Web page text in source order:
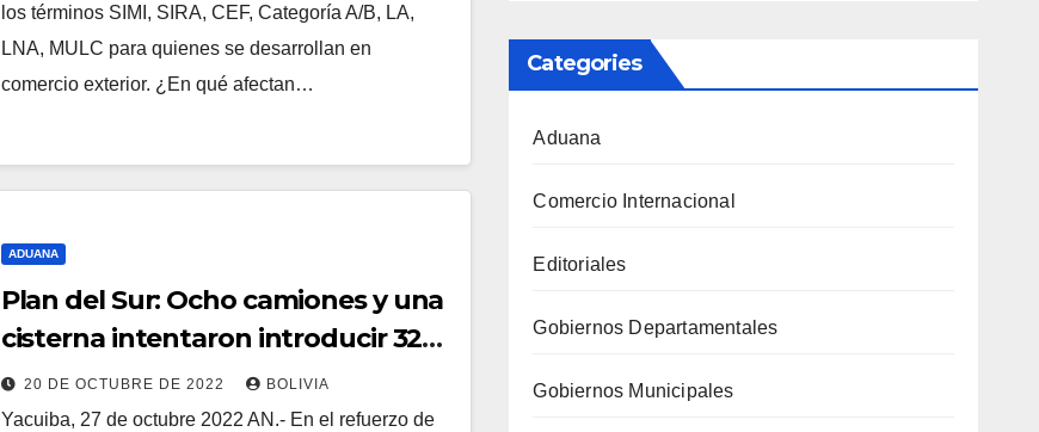
los términos SIMI, SIRA, CEF, Categoría A/B, LA,
LNA, MULC para quienes se desarrollan en
comercio exterior. ¿En qué afectan…
ADUANA
Plan del Sur: Ocho camiones y una
cisterna intentaron introducir 328
toneladas de soya, maíz, harina y
cerveza argentina
20 DE OCTUBRE DE 2022 BOLIVIA
Yacuiba, 27 de octubre 2022 AN.- En el refuerzo de
Categories
Aduana
Comercio Internacional
Editoriales
Gobiernos Departamentales
Gobiernos Municipales